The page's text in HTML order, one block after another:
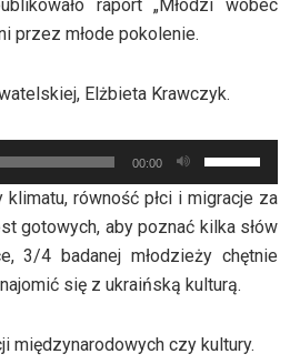
raport „Młodzi wobec
przez młode pokolenie.
Elżbieta Krawczyk.
00:00
strzałek
do
góry
oraz
do
aby
równość płci i migracje za
gotowych, aby poznać kilka słów
3/4 badanej młodzieży chętnie
się z ukraińską kulturą.
międzynarodowych czy kultury.